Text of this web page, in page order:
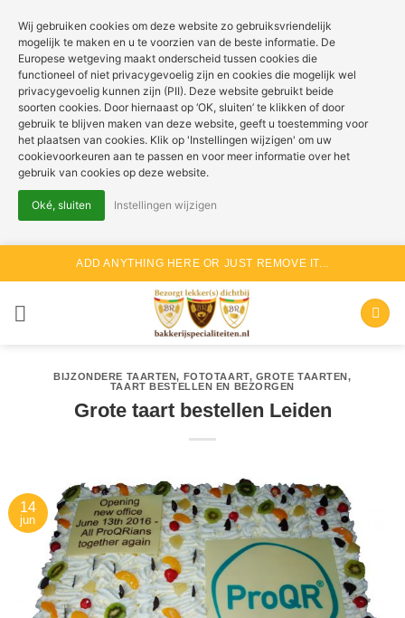
naar
ADD ANYTHING HERE OR JUST REMOVE IT...
BIJZONDERE TAARTEN, FOTOTAART, GROTE TAARTEN,
TAART BESTELLEN EN BEZORGEN
Grote taart bestellen Leiden
14
jun
Wij gebruiken cookies om deze website zo gebruiksvriendelijk
mogelijk te maken en u te voorzien van de beste informatie. De
Europese wetgeving maakt onderscheid tussen cookies die
functioneel of niet privacygevoelig zijn en cookies die mogelijk wel
privacygevoelig kunnen zijn (PII). Deze website gebruikt beide
soorten cookies. Door hiernaast op ‘OK, sluiten’ te klikken of door
gebruik te blijven maken van deze website, geeft u toestemming voor
het plaatsen van cookies. Klik op 'Instellingen wijzigen' om uw
cookievoorkeuren aan te passen en voor meer informatie over het
gebruik van cookies op deze website.
Oké, sluiten Instellingen wijzigen